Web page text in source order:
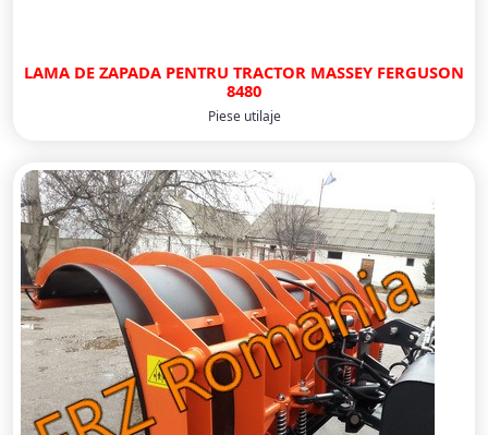
LAMA DE ZAPADA PENTRU TRACTOR MASSEY FERGUSON
8480
Piese utilaje